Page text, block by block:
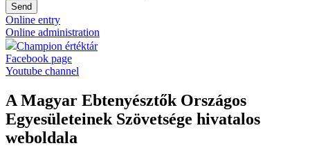
Send
Online entry
Online administration
Champion értéktár
Facebook page
Youtube channel
A Magyar Ebtenyésztők Országos
Egyesületeinek Szövetsége hivatalos
weboldala